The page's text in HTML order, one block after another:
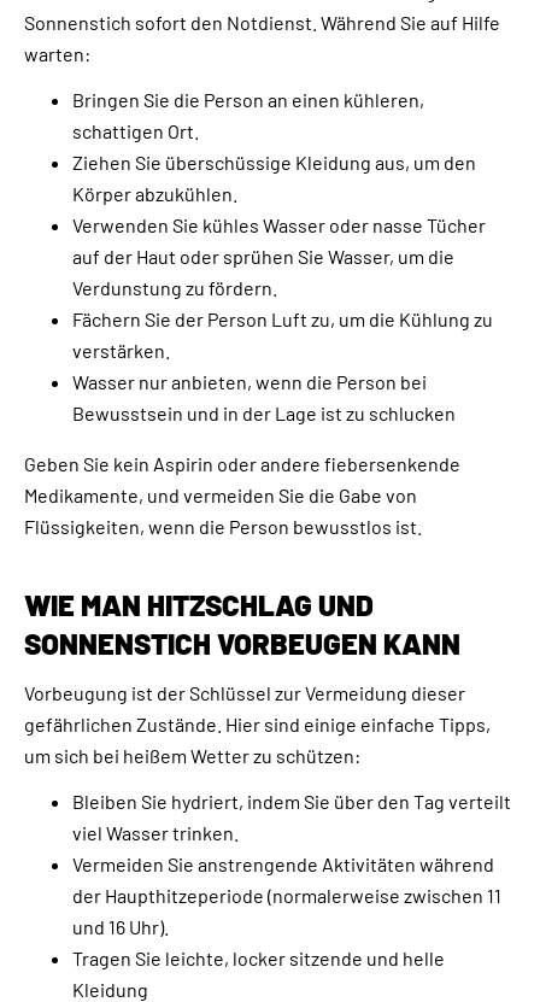
Sonnenstich sofort den Notdienst. Während Sie auf Hilfe
warten:
Bringen Sie die Person an einen kühleren,
schattigen Ort.
Ziehen Sie überschüssige Kleidung aus, um den
Körper abzukühlen.
Verwenden Sie kühles Wasser oder nasse Tücher
auf der Haut oder sprühen Sie Wasser, um die
Verdunstung zu fördern.
Fächern Sie der Person Luft zu, um die Kühlung zu
verstärken.
Wasser nur anbieten, wenn die Person bei
Bewusstsein und in der Lage ist zu schlucken
Geben Sie kein Aspirin oder andere fiebersenkende
Medikamente, und vermeiden Sie die Gabe von
Flüssigkeiten, wenn die Person bewusstlos ist.
WIE MAN HITZSCHLAG UND
SONNENSTICH VORBEUGEN KANN
Vorbeugung ist der Schlüssel zur Vermeidung dieser
gefährlichen Zustände. Hier sind einige einfache Tipps,
um sich bei heißem Wetter zu schützen:
Bleiben Sie hydriert, indem Sie über den Tag verteilt
viel Wasser trinken.
Vermeiden Sie anstrengende Aktivitäten während
der Haupthitzeperiode (normalerweise zwischen 11
und 16 Uhr).
Tragen Sie leichte, locker sitzende und helle
Kleidung